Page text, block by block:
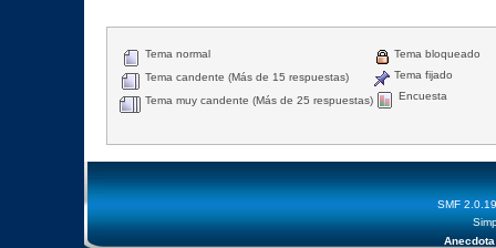
Tema normal
Tema candente (Más de 15 respuestas)
Tema muy candente (Más de 25 respuestas)
Tema bloqueado
Tema fijado
Encuesta
SMF 2.0.19
Anecdota